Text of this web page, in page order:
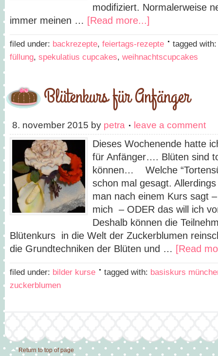
modifiziert. Normalerweise
immer meinen … [Read more...]
filed under: backrezepte, feiertags-rezepte
tagged
füllung, spekulatius cupcakes, weihnachtscupcakes
Blütenkurs für Anfänger
8. november 2015 by petra leave a comment
Dieses Wochenende hatte
für Anfänger…. Blüten sind
können… Welche
schon mal gesagt.
man nach einem Kurs sagt
mich – ODER das will ich
Deshalb können die
Blütenkurs in die Welt der Zuckerblumen
die Grundtechniken der Blüten und … [Read
filed under: bilder kurse tagged with: basiskurs
zuckerblumen
Return to top of page